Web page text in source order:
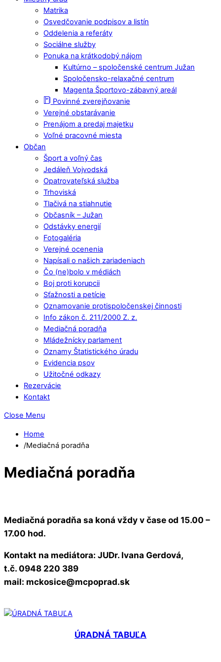
Matrika
Osvedčovanie podpisov a listín
Oddelenia a referáty
Sociálne služby
Ponuka na krátkodobý nájom
Kultúrno – spoločenské centrum Južan
Spoločensko-relaxačné centrum
Magenta Športovo-zábavný areál
Povinné zverejňovanie
Verejné obstarávanie
Prenájom a predaj majetku
Voľné pracovné miesta
Občan
Šport a voľný čas
Jedáleň Vojvodská
Opatrovateľská služba
Trhoviská
Tlačivá na stiahnutie
Občasník – Južan
Odstávky energií
Fotogaléria
Verejné ocenenia
Napísali o našich zariadeniach
Čo (ne)bolo v médiách
Boj proti korupcii
Sťažnosti a petície
Oznamovanie protispoločenskej činnosti
Info zákon č. 211/2000 Z. z.
Mediačná poradňa
Mládežnícky parlament
Oznamy Štatistického úradu
Evidencia psov
Užitočné odkazy
Rezervácie
Kontakt
Close Menu
Home
/Mediačná poradňa
Mediačná poradňa
Mediačná poradňa sa koná vždy v čase od 15.00 –
17.00 hod.
Kontakt na mediátora: JUDr. Ivana Gerdová,
t.č. 0948 220 389
mail: mckosice@mcpoprad.sk
ÚRADNÁ TABUĽA